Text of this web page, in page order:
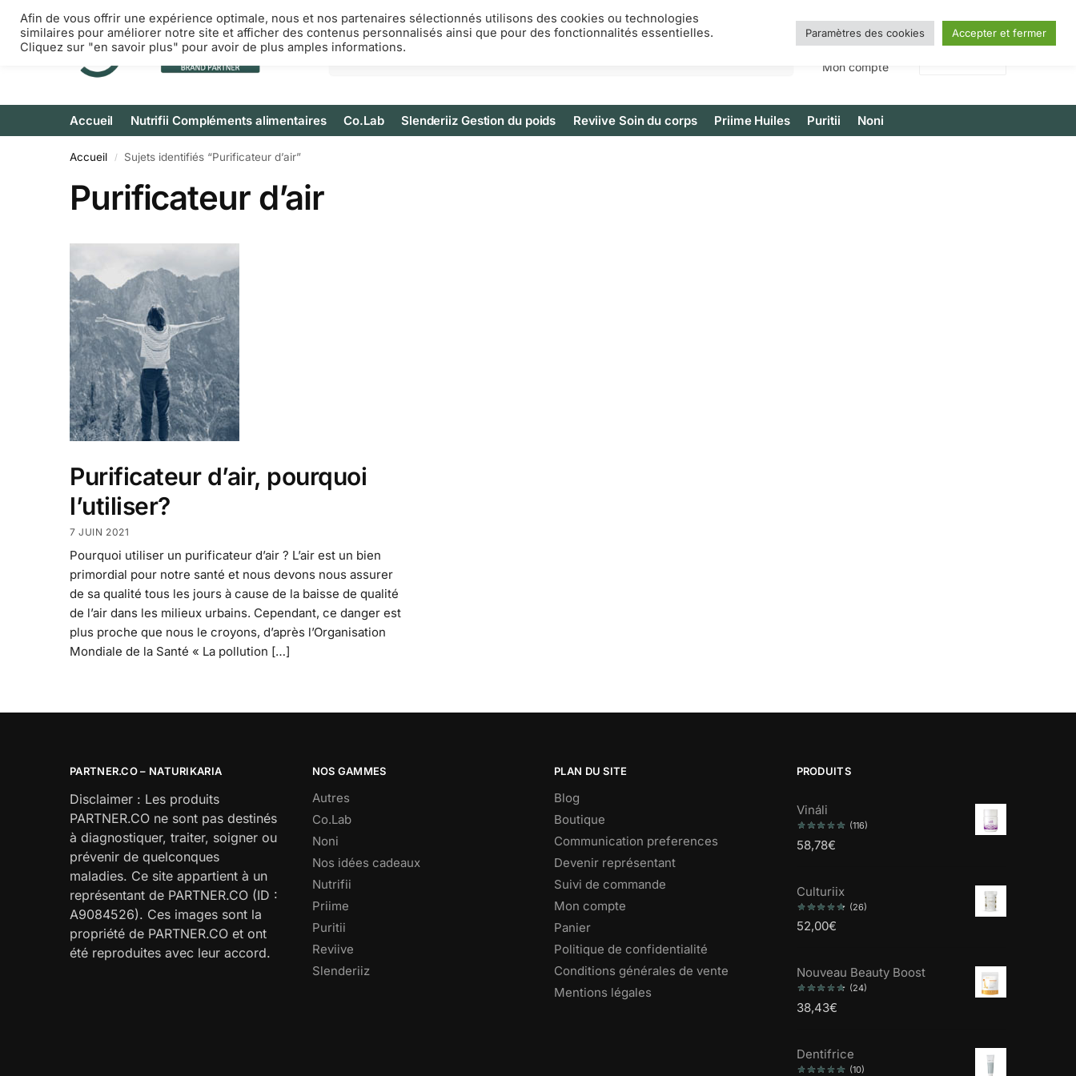
Mon compte
Accueil Nutrifii Compléments alimentaires Co.Lab Slenderiiz Gestion du poids Reviive Soin du corps Priime Huiles Puritii Noni
Accueil / Sujets identifiés “Purificateur d’air”
Purificateur d’air
Purificateur d’air, pourquoi
l’utiliser?
7 JUIN 2021
Pourquoi utiliser un purificateur d’air ? L’air est un bien
primordial pour notre santé et nous devons nous assurer
de sa qualité tous les jours à cause de la baisse de qualité
de l’air dans les milieux urbains. Cependant, ce danger est
plus proche que nous le croyons, d’après l’Organisation
Mondiale de la Santé « La pollution […]
PARTNER.CO – NATURIKARIA
Disclaimer : Les produits
PARTNER.CO ne sont pas destinés
à diagnostiquer, traiter, soigner ou
prévenir de quelconques
maladies. Ce site appartient à un
représentant de PARTNER.CO (ID :
A9084526). Ces images sont la
propriété de PARTNER.CO et ont
été reproduites avec leur accord.
NOS GAMMES
Autres
Co.Lab
Noni
Nos idées cadeaux
Nutrifii
Priime
Puritii
Reviive
Slenderiiz
PLAN DU SITE
Blog
Boutique
Communication preferences
Devenir représentant
Suivi de commande
Mon compte
Panier
Politique de confidentialité
Conditions générales de vente
Mentions légales
PRODUITS
Vináli
(116)
58,78€
Culturiix
(26)
52,00€
Nouveau Beauty Boost
(24)
38,43€
Dentifrice
(10)
Afin de vous offrir une expérience optimale, nous et nos partenaires sélectionnés utilisons des cookies ou technologies
similaires pour améliorer notre site et afficher des contenus personnalisés ainsi que pour des fonctionnalités essentielles.
Cliquez sur "en savoir plus" pour avoir de plus amples informations.
Paramètres des cookies Accepter et fermer